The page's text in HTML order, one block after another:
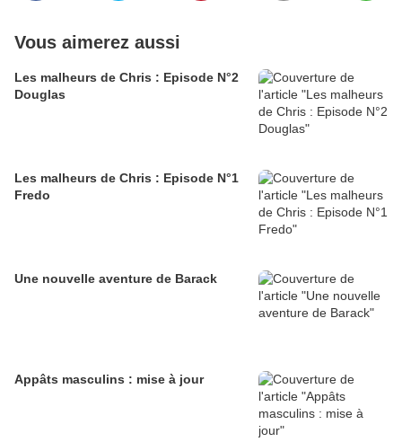
Vous aimerez aussi
Les malheurs de Chris : Episode N°2
Douglas
Les malheurs de Chris : Episode N°1
Fredo
Une nouvelle aventure de Barack
Appâts masculins : mise à jour